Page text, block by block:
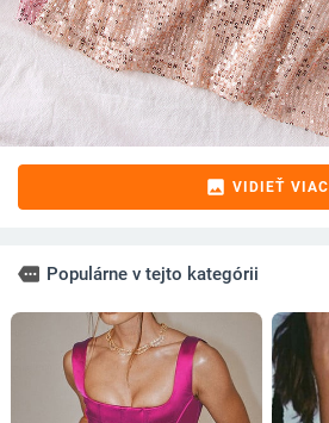
image VIDIEŤ VIAC
more Populárne v tejto kategórii